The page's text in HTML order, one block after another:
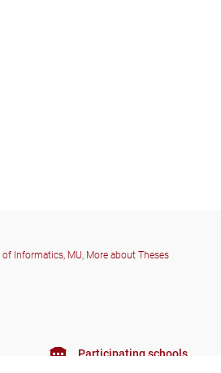
of Informatics, MU, More about Theses
Participating schools